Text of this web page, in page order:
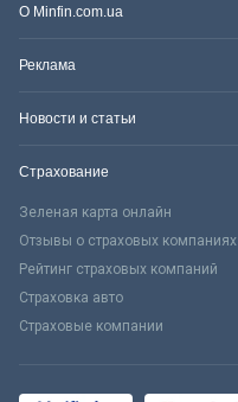
О Minfin.com.ua
Реклама
Новости и статьи
Страхование
Зеленая карта онлайн
Отзывы о страховых компаниях
Рейтинг страховых компаний
Страховка авто
Страховые компании